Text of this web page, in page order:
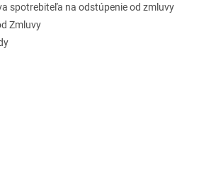
spotrebiteľa na odstúpenie od zmluvy
Zmluvy